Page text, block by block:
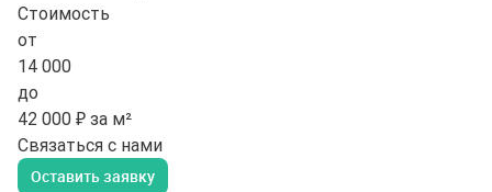
Стоимость
от
14 000
до
42 000 ₽ за м²
Связаться с нами
Оставить заявку